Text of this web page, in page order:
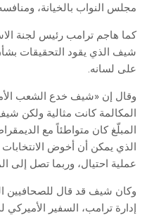
مجلس النواب بالخيانة،
كما هاجم ترامب رئيس لجنة
شيف الذي يقود التحقيقات
على لسانه.
وقال إن «شيف خدع الشعب
المكالمة كانت مثالية ولكن
المبلّغ كان متواطئاً مع
الذي يمكن أن أخوض
عملية احتيال، وربما تصل إلى
وكان شيف قد قال للصحافيين
إدارة ترامب، السفير الأميركي